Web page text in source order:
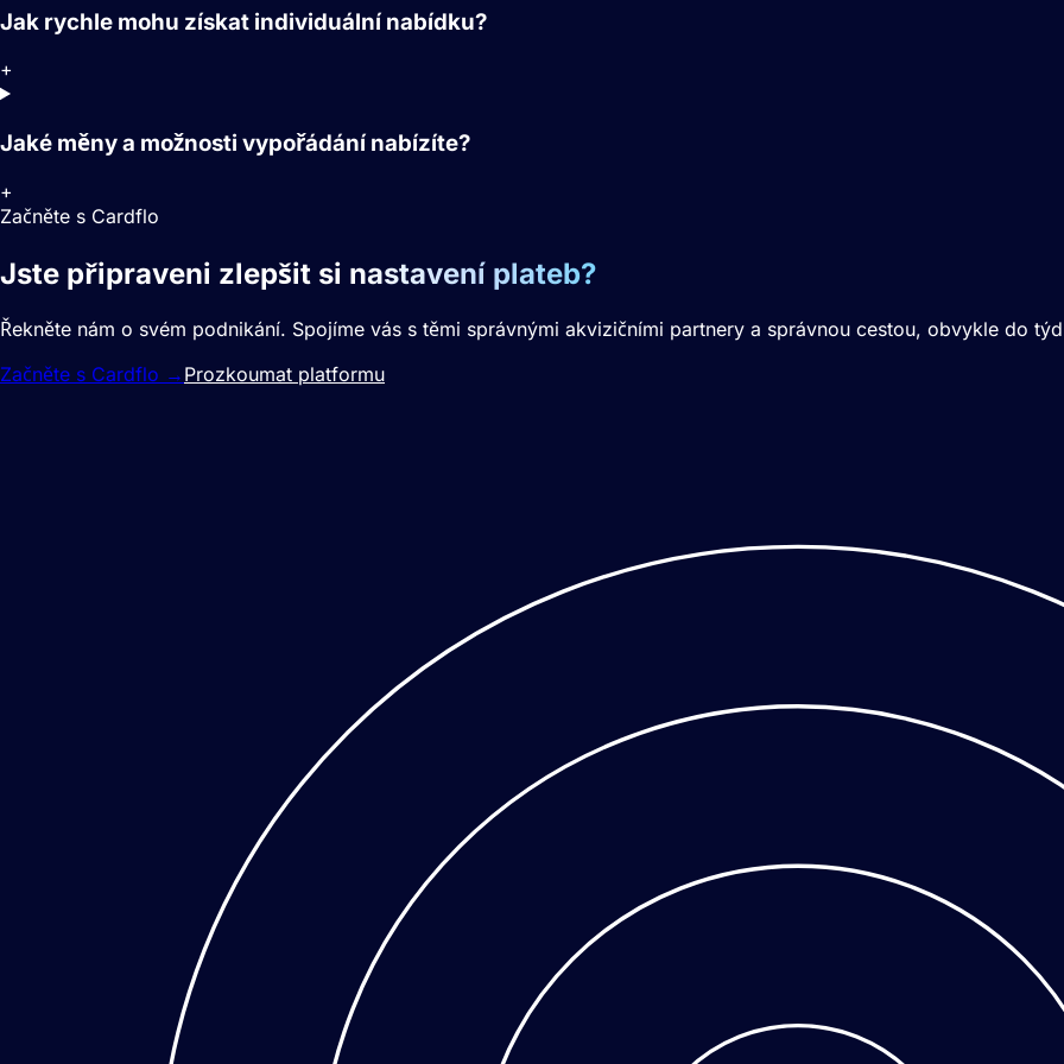
Jak rychle mohu získat individuální nabídku?
+
Jaké měny a možnosti vypořádání nabízíte?
+
Začněte s Cardflo
Jste připraveni zlepšit si nastavení plateb?
Řekněte nám o svém podnikání. Spojíme vás s těmi správnými akvizičními partnery a správnou cestou, obvykle do
Začněte s Cardflo → Prozkoumat platformu